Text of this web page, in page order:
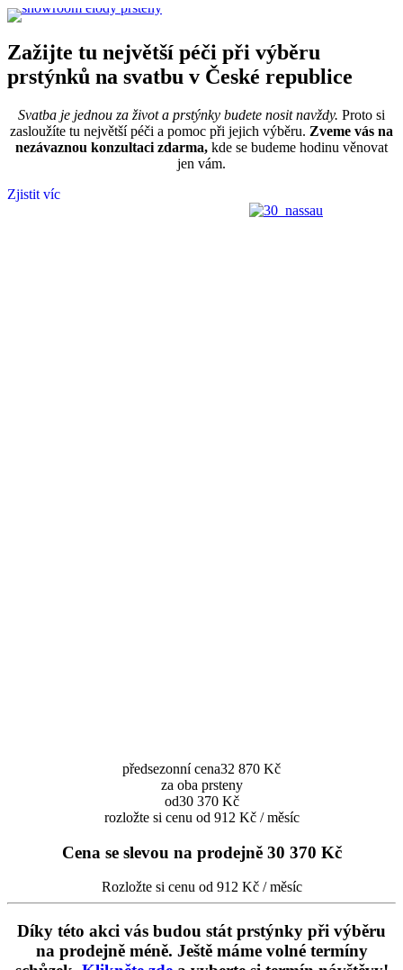
Zažijte tu největší péči při výběru
prstýnků na svatbu v České republice
Svatba je jednou za život a prstýnky budete nosit navždy. Proto si
zasloužíte tu největší péči a pomoc při jejich výběru. Zveme vás na
nezávaznou konzultaci zdarma, kde se budeme hodinu věnovat
jen vám.
Zjistit víc
předsezonní cena32 870 Kč
za oba prsteny
od30 370 Kč
rozložte si cenu od 912 Kč / měsíc
Cena se slevou na prodejně 30 370 Kč
Rozložte si cenu od 912 Kč / měsíc
Díky této akci vás budou stát prstýnky při výběru
na prodejně méně. Ještě máme volné termíny